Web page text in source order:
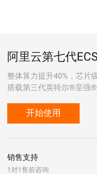
阿里云第七代
整体算力提升40%，芯片
搭载第三代英特尔®至强®
开始使用
销售支持
1对1售前咨询